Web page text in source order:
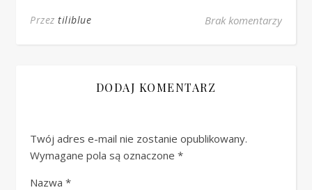
Przez tiliblue Brak komentarzy
DODAJ KOMENTARZ
Twój adres e-mail nie zostanie opublikowany.
Wymagane pola są oznaczone *
Nazwa *